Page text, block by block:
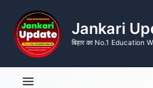
content
Jankari
बिहार का No.1 Education